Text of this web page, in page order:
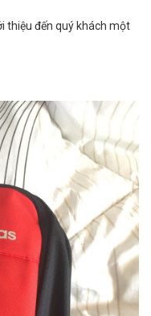
thiệu đến quý khách một